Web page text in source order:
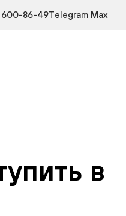
600-86-49Telegram Max
в